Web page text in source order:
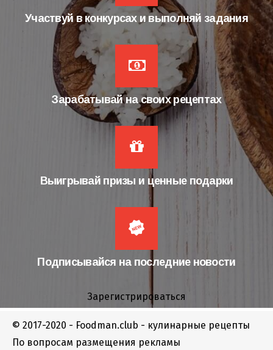
Участвуй в конкурсах и выполняй задания
Зарабатывай на своих рецептах
Выигрывай призы и ценные подарки
Подписывайся на последние новости
Зарегистрироваться
© 2017-2020 - Foodman.club - кулинарные рецепты
По вопросам размещения рекламы